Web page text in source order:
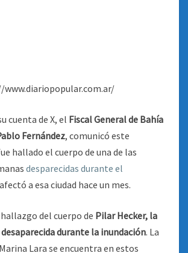
cuenta de X, el Fiscal General de Bahía
Fernández, comunicó este
hallado el cuerpo de una de las
desparecidas durante el
a esa ciudad hace un mes.
del cuerpo de Pilar Hecker, la
desaparecida durante la inundación. La
Lara se encuentra en estos